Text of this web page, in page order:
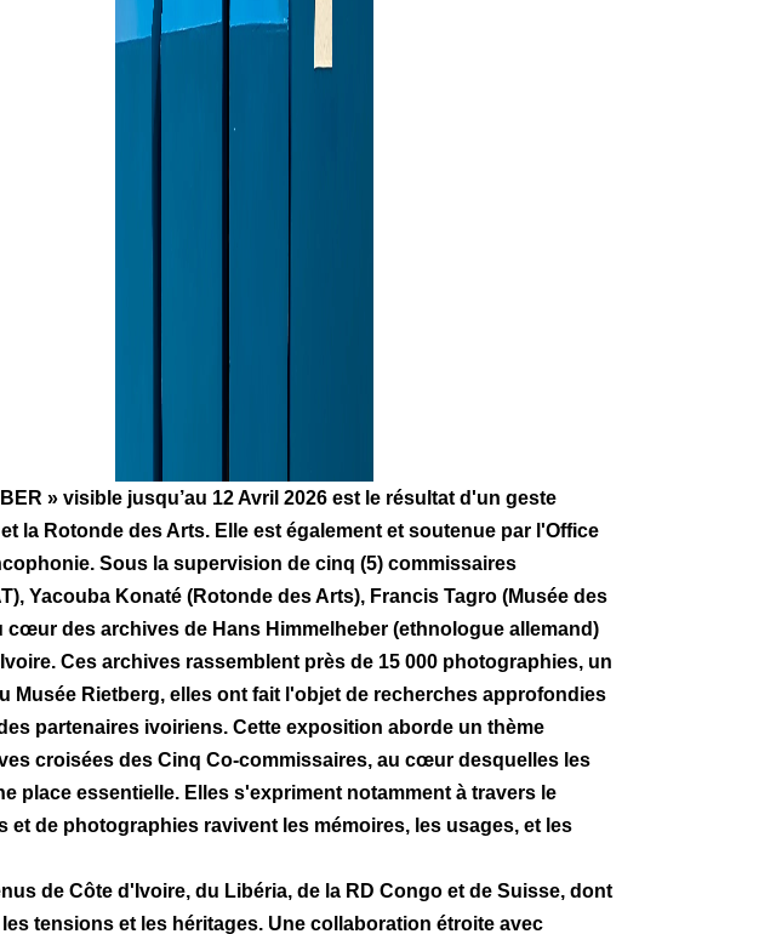
» visible jusqu’au 12 Avril 2026 est le résultat d'un geste
la Rotonde des Arts. Elle est également et soutenue par l'Office
Sous la supervision de cinq (5) commissaires
Yacouba Konaté (Rotonde des Arts), Francis Tagro (Musée des
des archives de Hans Himmelheber (ethnologue allemand)
Ces archives rassemblent près de 15 000 photographies, un
Rietberg, elles ont fait l'objet de recherches approfondies
partenaires ivoiriens. Cette exposition aborde un thème
croisées des Cinq Co-commissaires, au cœur desquelles les
place essentielle. Elles s'expriment notamment à travers le
de photographies ravivent les mémoires, les usages, et les
de Côte d'Ivoire, du Libéria, de la RD Congo et de Suisse, dont
tensions et les héritages. Une collaboration étroite avec